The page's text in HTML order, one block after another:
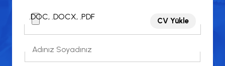
.DOC, .DOCX, .PDF CV Yükle